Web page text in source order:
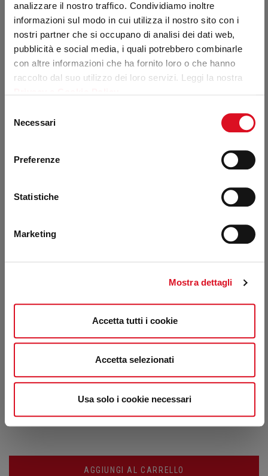
analizzare il nostro traffico. Condividiamo inoltre
informazioni sul modo in cui utilizza il nostro sito con i
nostri partner che si occupano di analisi dei dati web,
pubblicità e social media, i quali potrebbero combinarle
con altre informazioni che ha fornito loro o che hanno
raccolto dal suo utilizzo dei loro servizi. Leggi la nostra
delNecessari
Preferenze
Statistiche
Marketing
Mostra dettagli
Accetta tutti i cookie
Accetta selezionati
Usa solo i cookie necessari
FODERA: 100% Polyammide. IMBOTTITURA*: 100% Real
Down. *Imbottitura garantita secondo le normative
internazionali per piume e piumini.
Tasse escluse 324,59 €
SCEGLI UN COLORE
SCEGLI UNA TAGLIA
QUANTITÀ
AGGIUNGI AL CARRELLO